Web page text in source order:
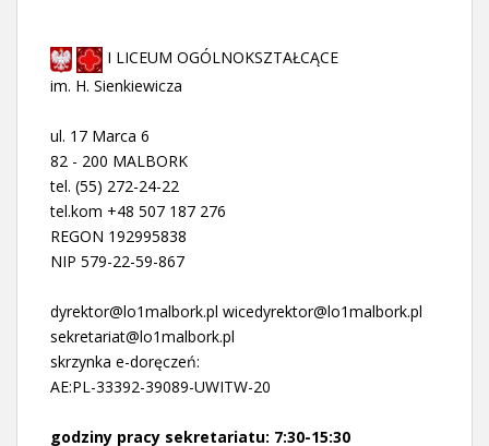
I LICEUM OGÓLNOKSZTAŁCĄCE
im. H. Sienkiewicza
ul. 17 Marca 6
82 - 200 MALBORK
tel. (55) 272-24-22
tel.kom +48 507 187 276
REGON 192995838
NIP 579-22-59-867
dyrektor@lo1malbork.pl wicedyrektor@lo1malbork.pl
sekretariat@lo1malbork.pl
skrzynka e-doręczeń:
AE:PL-33392-39089-UWITW-20
godziny pracy sekretariatu: 7:30-15:30